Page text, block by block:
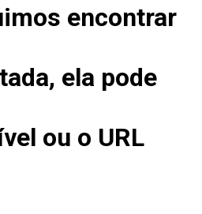
encontrar
ela pode
ou o URL